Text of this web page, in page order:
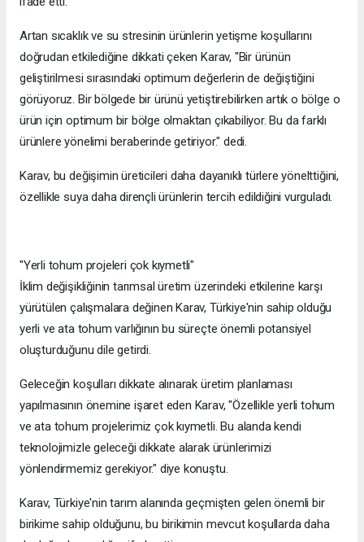
Artan sıcaklık ve su stresinin ürünlerin yetişme koşullarını
doğrudan etkilediğine dikkati çeken Karav, "Bir ürünün
geliştirilmesi sırasındaki optimum değerlerin de değiştiğini
görüyoruz. Bir bölgede bir ürünü yetiştirebilirken artık o bölge o
ürün için optimum bir bölge olmaktan çıkabiliyor. Bu da farklı
ürünlere yönelimi beraberinde getiriyor." dedi.
Karav, bu değişimin üreticileri daha dayanıklı türlere yönelttiğini,
özellikle suya daha dirençli ürünlerin tercih edildiğini vurguladı.
"Yerli tohum projeleri çok kıymetli"
İklim değişikliğinin tarımsal üretim üzerindeki etkilerine karşı
yürütülen çalışmalara değinen Karav, Türkiye'nin sahip olduğu
yerli ve ata tohum varlığının bu süreçte önemli potansiyel
oluşturduğunu dile getirdi.
Geleceğin koşulları dikkate alınarak üretim planlaması
yapılmasının önemine işaret eden Karav, "Özellikle yerli tohum
ve ata tohum projelerimiz çok kıymetli. Bu alanda kendi
teknolojimizle geleceği dikkate alarak ürünlerimizi
yönlendirmemiz gerekiyor." diye konuştu.
Karav, Türkiye'nin tarım alanında geçmişten gelen önemli bir
birikime sahip olduğunu, bu birikimin mevcut koşullarda daha